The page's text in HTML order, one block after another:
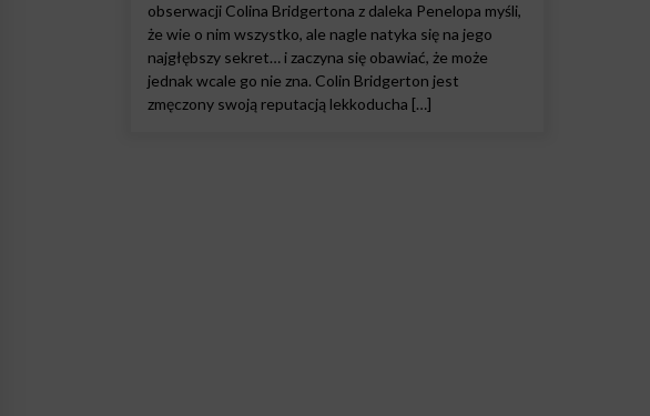
obserwacji Colina Bridgertona z daleka Penelopa myśli,
że wie o nim wszystko, ale nagle natyka się na jego
najgłębszy sekret… i zaczyna się obawiać, że może
jednak wcale go nie zna. Colin Bridgerton jest
zmęczony swoją reputacją lekkoducha […]